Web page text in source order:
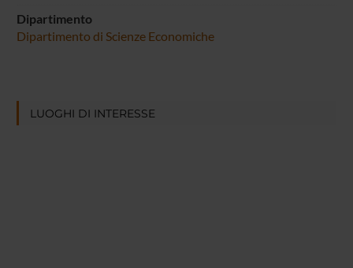
Dipartimento
Dipartimento di Scienze Economiche
LUOGHI DI INTERESSE